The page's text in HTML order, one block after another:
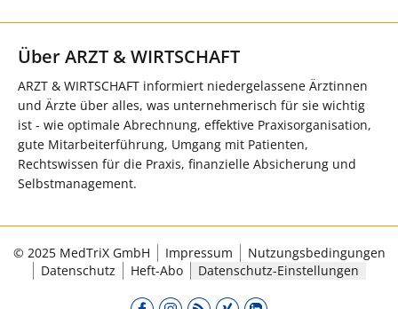
Über ARZT & WIRTSCHAFT
ARZT & WIRTSCHAFT informiert niedergelassene Ärztinnen
und Ärzte über alles, was unternehmerisch für sie wichtig
ist - wie optimale Abrechnung, effektive Praxisorganisation,
gute Mitarbeiterführung, Umgang mit Patienten,
Rechtswissen für die Praxis, finanzielle Absicherung und
Selbstmanagement.
© 2025 MedTriX GmbH Impressum
Nutzungsbedingungen
Datenschutz
Heft-Abo Datenschutz-Einstellungen